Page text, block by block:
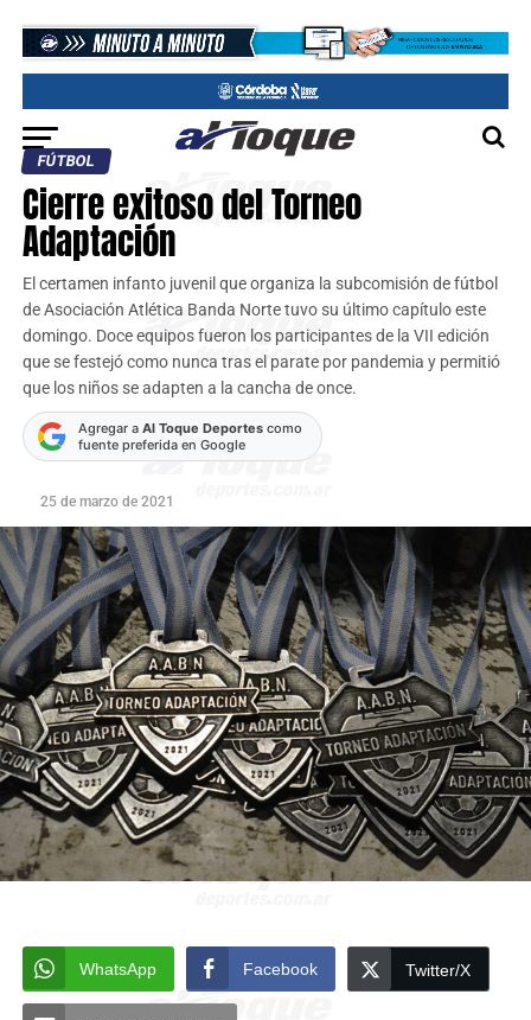
FÚTBOL
Cierre exitoso del Torneo
Adaptación
El certamen infanto juvenil que organiza la subcomisión de fútbol
de Asociación Atlética Banda Norte tuvo su último capítulo este
domingo. Doce equipos fueron los participantes de la VII edición
que se festejó como nunca tras el parate por pandemia y permitió
que los niños se adapten a la cancha de once.
Agregar a Al Toque Deportescomo
fuente preferida en Google
25 de marzo de 2021
WhatsApp Facebook Twitter/X